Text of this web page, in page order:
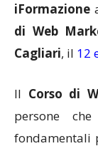
iFormazione
di Web
Cagliari, il 12
Il Corso di
persone
fondamentali